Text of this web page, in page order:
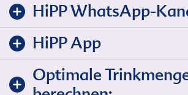
HiPP WhatsApp-
HiPP App
Optimale